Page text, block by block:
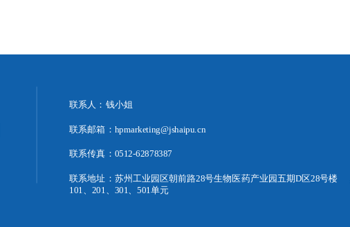
联系人：钱小姐
联系邮箱：hpmarketing@jshaipu.cn
联系传真：0512-62878387
联系地址：苏州工业园区朝前路28号生物医药产业园五期D区28号楼
101、201、301、501单元